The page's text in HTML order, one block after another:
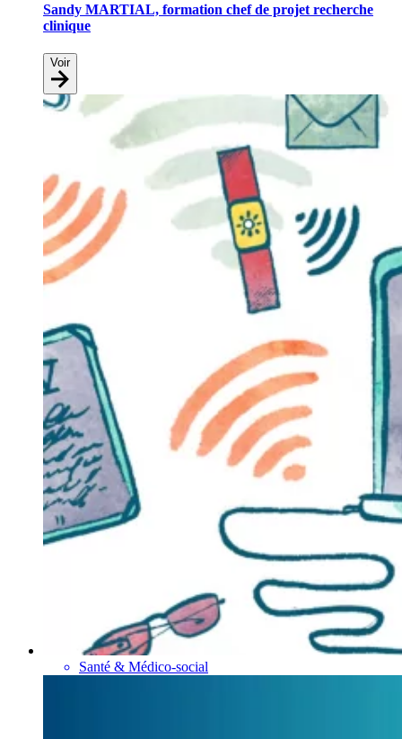
Sandy MARTIAL, formation chef de projet recherche
clinique
Voir
Santé & Médico-social